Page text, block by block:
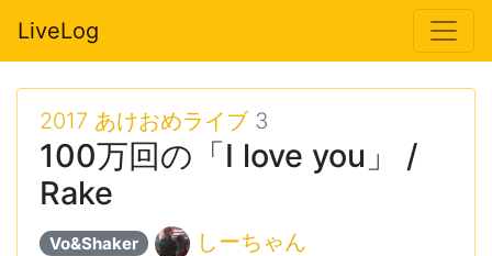
LiveLog
2017 あけおめライブ3
100万回の「I love you」 /
Rake
Vo&Shaker しーちゃん